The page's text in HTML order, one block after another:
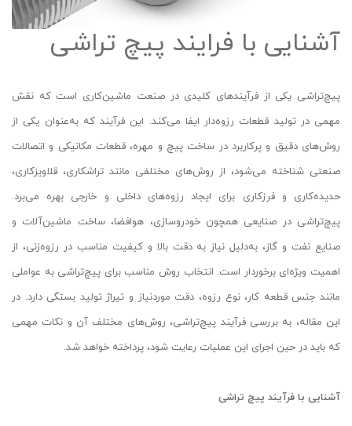
آشنایی با فرایند پیچ تراشی
پیچ‌تراشی یکی از فرآیندهای کلیدی در صنعت ماشین‌کاری است که نقش
مهمی در تولید قطعات رزوه‌دار ایفا می‌کند. این فرآیند که به‌عنوان یکی از
روش‌های دقیق و پرکاربرد در ساخت پیچ و مهره، قطعات مکانیکی و اتصالات
صنعتی شناخته می‌شود، از روش‌های مختلفی مانند تراشکاری، قلاویزکاری،
حدیده‌کاری و فرزکاری برای ایجاد رزوه‌های داخلی و خارجی بهره می‌برد.
پیچ‌تراشی در صنایعی همچون خودروسازی، هوافضا، ساخت ماشین‌آلات و
صنایع نفت و گاز، به‌دلیل نیاز به دقت بالا و کیفیت مناسب در رزوه‌زنی، از
اهمیت ویژه‌ای برخوردار است. انتخاب روش مناسب برای پیچ‌تراشی به عواملی
مانند جنس قطعه کار، نوع رزوه، دقت موردنیاز و تیراژ تولید بستگی دارد. در
این مقاله، به بررسی فرآیند پیچ‌تراشی، روش‌های مختلف آن و نکات مهمی
که باید در حین اجرای این عملیات رعایت شود، پرداخته خواهد شد.
آشنایی با فرآیند پیچ تراشی